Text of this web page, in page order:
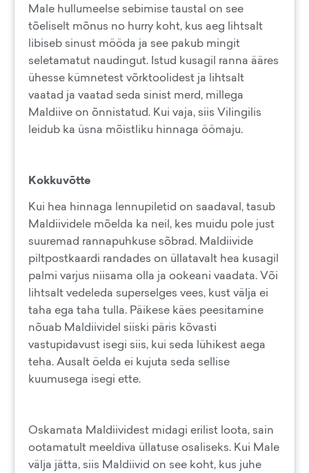
Male hullumeelse sebimise taustal on see
tõeliselt mõnus no hurry koht, kus aeg lihtsalt
libiseb sinust mööda ja see pakub mingit
seletamatut naudingut. Istud kusagil ranna ääres
ühesse kümnetest võrktoolidest ja lihtsalt
vaatad ja vaatad seda sinist merd, millega
Maldiive on õnnistatud. Kui vaja, siis Vilingilis
leidub ka üsna mõistliku hinnaga öömaju.
Kokkuvõtte
Kui hea hinnaga lennupiletid on saadaval, tasub
Maldiividele mõelda ka neil, kes muidu pole just
suuremad rannapuhkuse sõbrad. Maldiivide
piltpostkaardi randades on üllatavalt hea kusagil
palmi varjus niisama olla ja ookeani vaadata. Või
lihtsalt vedeleda superselges vees, kust välja ei
taha ega taha tulla. Päikese käes peesitamine
nõuab Maldiividel siiski päris kõvasti
vastupidavust isegi siis, kui seda lühikest aega
teha. Ausalt öelda ei kujuta seda sellise
kuumusega isegi ette.
Oskamata Maldiividest midagi erilist loota, sain
ootamatult meeldiva üllatuse osaliseks. Kui Male
välja jätta, siis Maldiivid on see koht, kus juhe